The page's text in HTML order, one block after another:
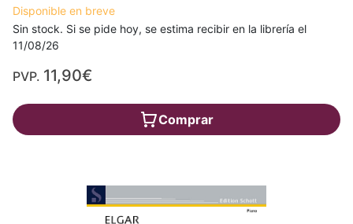
Disponible en breve
Sin stock. Si se pide hoy, se estima recibir en la librería el
11/08/26
PVP. 11,90€
Comprar